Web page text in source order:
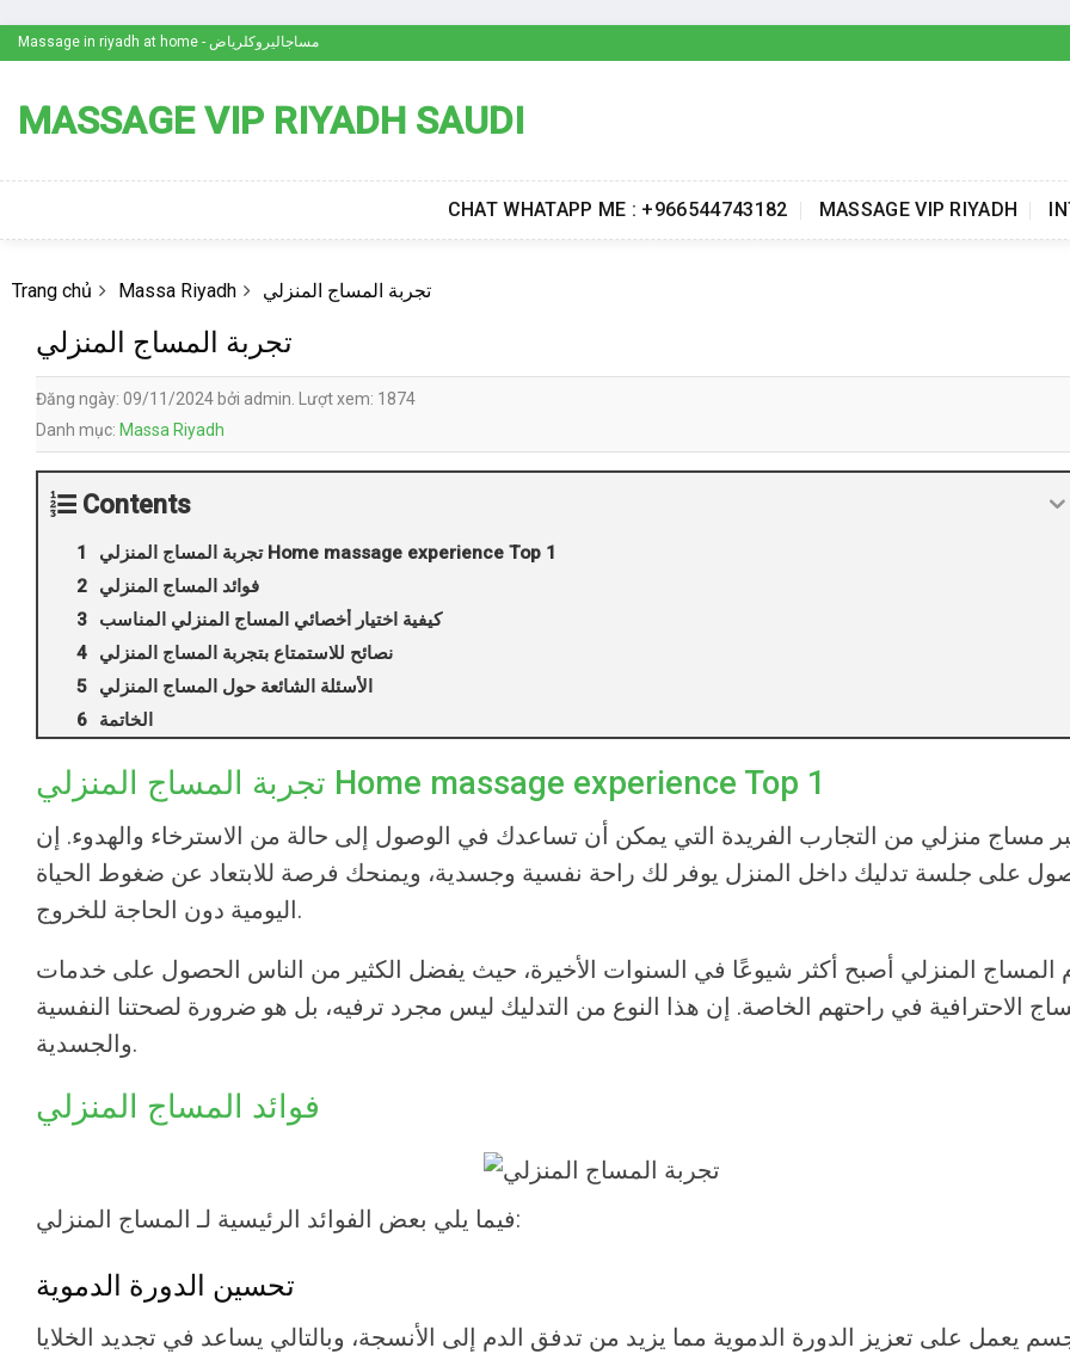
Skip
to
Massage in riyadh at home - مساجاليروكلرياض
MASSAGE VIP RIYADH SAUDI
CHAT WHATAPP ME : +966544743182 MASSAGE VIP RIYADH
Trang chủ Massa Riyadh تجربة المساج المنزلي
تجربة المساج المنزلي
Đăng ngày: 09/11/2024 bởi admin. Lượt xem: 1874
Danh mục: Massa Riyadh
Contents
تجربة المساج المنزلي Home massage experience Top 1
فوائد المساج المنزلي
كيفية اختيار أخصائي المساج المنزلي المناسب
نصائح للاستمتاع بتجربة المساج المنزلي
الأسئلة الشائعة حول المساج المنزلي
الخاتمة
تجربة المساج المنزلي Home massage experience Top 1
مساج منزلي من التجارب الفريدة التي يمكن أن تساعدك في الوصول إلى حالة من الاسترخاء والهدوء. إن
على جلسة تدليك داخل المنزل يوفر لك راحة نفسية وجسدية، ويمنحك فرصة للابتعاد عن ضغوط الحياة
اليومية دون الحاجة للخروج.
المساج المنزلي أصبح أكثر شيوعًا في السنوات الأخيرة، حيث يفضل الكثير من الناس الحصول على خدمات
الاحترافية في راحتهم الخاصة. إن هذا النوع من التدليك ليس مجرد ترفيه، بل هو ضرورة لصحتنا النفسية
والجسدية.
فوائد المساج المنزلي
فيما يلي بعض الفوائد الرئيسية لـ المساج المنزلي :
تحسين الدورة الدموية
يعمل على تعزيز الدورة الدموية مما يزيد من تدفق الدم إلى الأنسجة، وبالتالي يساعد في تجديد الخلايا